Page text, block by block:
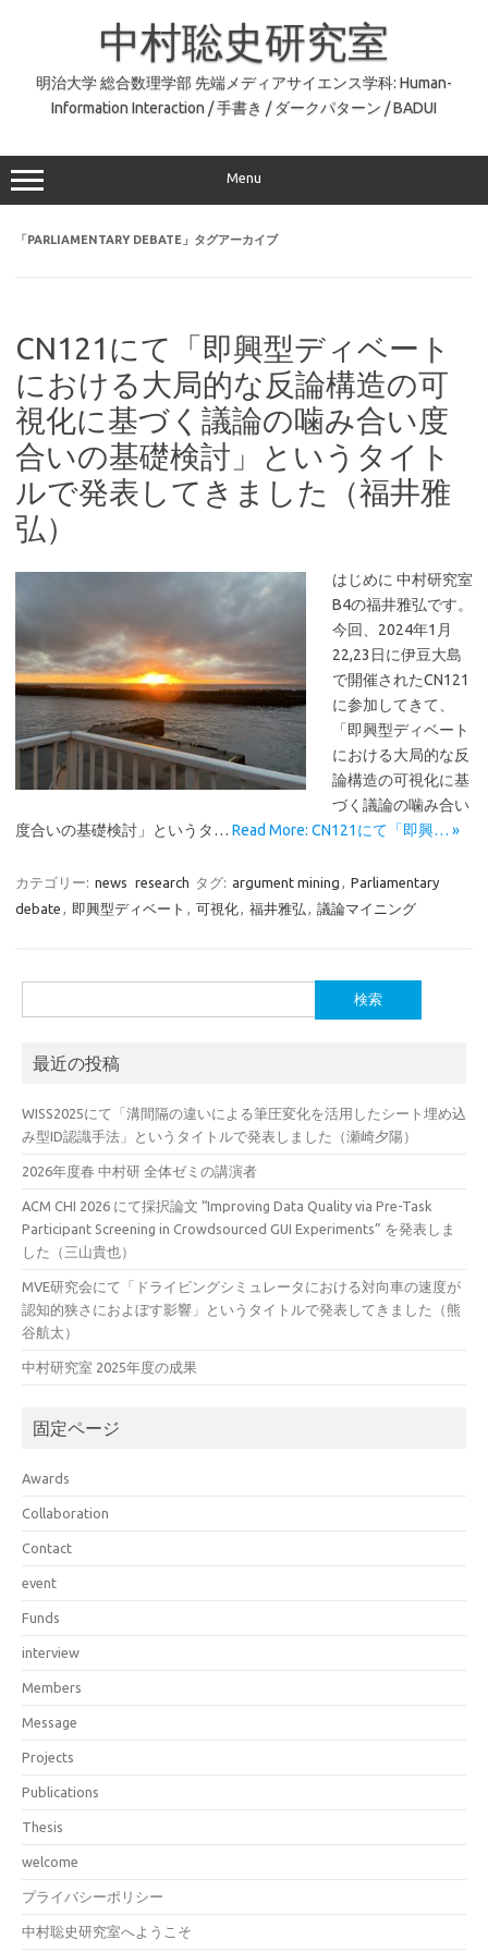
中村聡史研究室
明治大学 総合数理学部 先端メディアサイエンス学科: Human-
Information Interaction / 手書き / ダークパターン / BADUI
Menu
「PARLIAMENTARY DEBATE 」タグアーカイブ
CN121にて「即興型ディベート
における大局的な反論構造の可
視化に基づく議論の噛み合い度
合いの基礎検討」というタイト
ルで発表してきました（福井雅
弘）
はじめに 中村研究室
B4の福井雅弘です。
今回、2024年1月
22,23日に伊豆大島
で開催されたCN121
に参加してきて、
「即興型ディベート
における大局的な反
論構造の可視化に基
づく議論の噛み合い
度合いの基礎検討」というタ… Read More: CN121にて「即興… »
カテゴリー: news research タグ: argument mining , Parliamentary
debate , 即興型ディベート , 可視化, 福井雅弘 , 議論マイニング
索:
最近の投稿
WISS2025にて「溝間隔の違いによる筆圧変化を活用したシート埋め込
み型ID認識手法」というタイトルで発表しました（瀬崎夕陽）
2026年度春 中村研 全体ゼミの講演者
ACM CHI 2026 にて採択論文 “Improving Data Quality via Pre-Task
Participant Screening in Crowdsourced GUI Experiments” を発表しま
した（三山貴也）
MVE研究会にて「ドライビングシミュレータにおける対向車の速度が
認知的狭さにおよぼす影響」というタイトルで発表してきました（熊
谷航太）
中村研究室 2025年度の成果
固定ページ
Awards
Collaboration
Contact
event
Funds
interview
Members
Message
Projects
Publications
Thesis
welcome
プライバシーポリシー
中村聡史研究室へようこそ